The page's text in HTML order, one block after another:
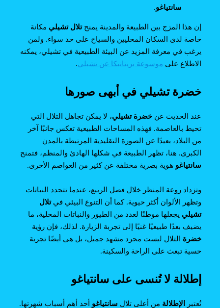
سانتياغو.
إن هذا المزج بين الطبيعة والمدينة يمنحتلال تشيلي مكانة
خاصة لدى السكان المحليين والسياح على حد سواء. ولمن
يرغب في معرفة المزيد عن البيئة الطبيعية في تشيلي، يمكنه
الاطلاع على موسوعة بريتانيكا عن تشيلي.
خضرة تشيلي في أبهى صورها
عند الحديث عن خضرة تشيلي، لا يمكن تجاهل التلال التي
تحيط بالعاصمة. فهذه المساحات الطبيعية تعكس جانبًا آخر
من البلاد، بعيدًا عن الصورة التقليدية المرتبطة بالمدن
الكبرى. هنا، تظهر الطبيعة في شكلها الهادئ والمنظم، فتمنح
سانتياغو هوية بصرية مختلفة عن كثير من العواصم الأخرى.
وتزداد روعة المنظر خلال فصل الربيع، عندما تتجدد النباتات
وتظهر الألوان أكثر حيوية. كما أن التنوع البيئي فيتلال
تشيلي يجعلها موطنًا لعدد من الطيور والنباتات المحلية، ما
يضيف بعدًا طبيعيًا غنيًا إلى تجربة الزيارة. لذلك، فإن رؤية
خضرة التلال ليست مجرد مشهد جميل، بل هي أيضًا تجربة
حسية تبعث على الراحة والسكينة.
إطلالة لا تُنسى على سانتياغو
تُعتبر الإطلالة من أعلى تلال سانتياغو أحد أهم أسباب شهرتها.